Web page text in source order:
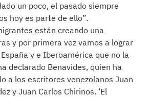
un poco, el pasado siempre
hoy es parte de ello”.
están creando una
y por primera vez vamos a lograr
y e Iberoamérica que no la
declarado Benavides, quien ha
a los escritores venezolanos Juan
y Juan Carlos Chirinos. ‘El